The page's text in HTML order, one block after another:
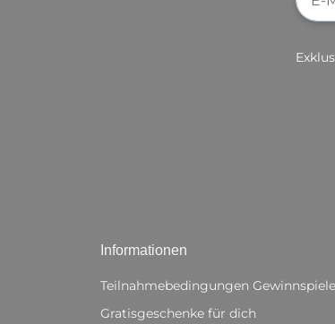
Informationen
Teilnahmebedingungen Gewinnspiele
Gratisgeschenke für dich